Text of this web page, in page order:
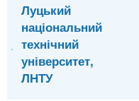
Луцький
національний
технічний
університет,
ЛНТУ